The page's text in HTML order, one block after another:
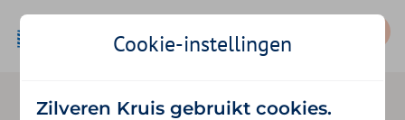
Cookie-instellingen
Zilveren Kruis gebruikt cookies.